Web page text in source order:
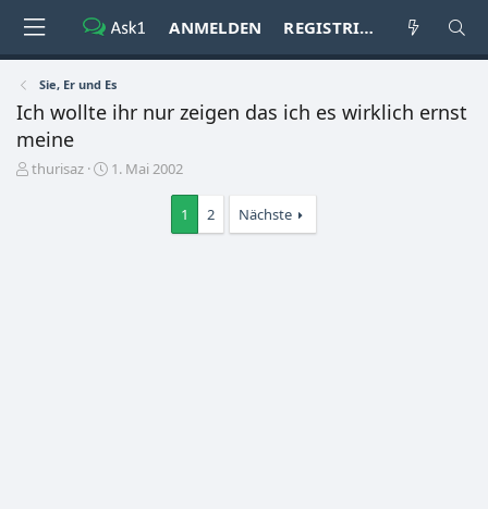
ANMELDEN REGISTRIEREN
Sie, Er und Es
Ich wollte ihr nur zeigen das ich es wirklich ernst
meine
E
thurisaz
E1. Mai 2002
1 2 Nächste